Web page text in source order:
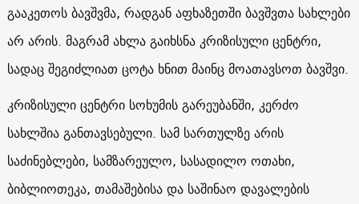
გააკეთოს ბავშვმა, რადგან აფხაზეთში ბავშვთა სახლები
არ არის. მაგრამ ახლა გაიხსნა კრიზისული ცენტრი,
სადაც შეგიძლიათ ცოტა ხნით მაინც მოათავსოთ ბავშვი.
კრიზისული ცენტრი სოხუმის გარეუბანში, კერძო
სახლშია განთავსებული. სამ სართულზე არის
საძინებლები, სამზარეულო, სასადილო ოთახი,
ბიბლიოთეკა, თამაშებისა და საშინაო დავალების